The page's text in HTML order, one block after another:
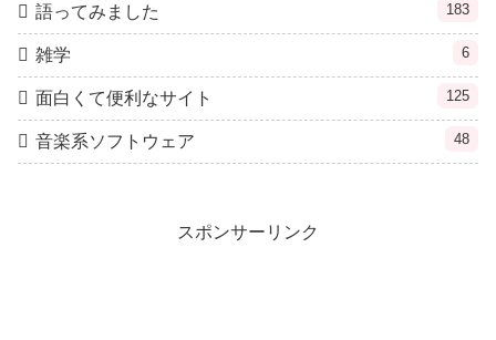
語ってみました 183
雑学 6
面白くて便利なサイト 125
音楽系ソフトウェア 48
スポンサーリンク